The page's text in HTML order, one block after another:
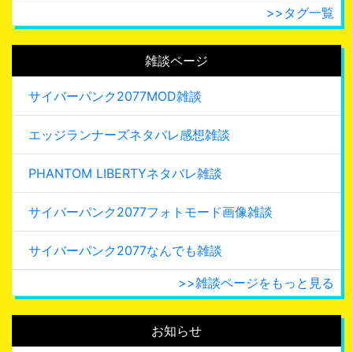
>>タグ一覧
雑談ページ
サイバーパンク2077MOD雑談
エッジランナーズネタバレ感想雑談
PHANTOM LIBERTYネタバレ雑談
サイバーパンク2077フォトモード画像雑談
サイバーパンク2077なんでも雑談
>>雑談ページをもっと見る
お知らせ